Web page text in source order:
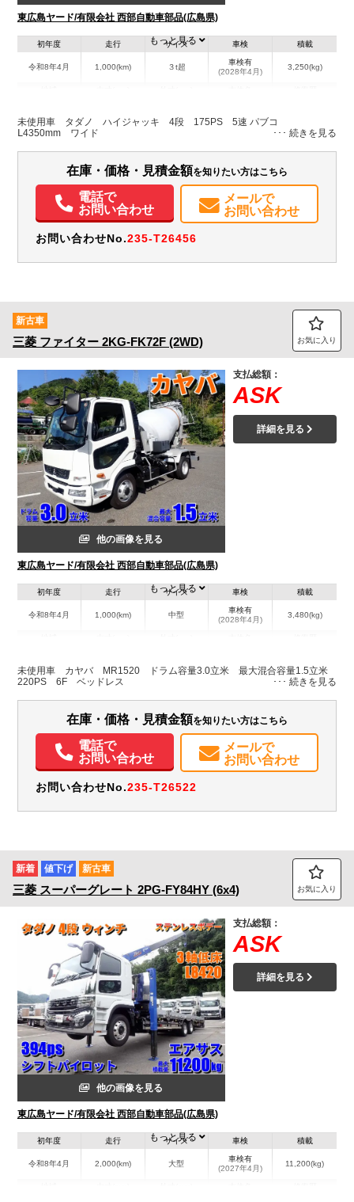
東広島ヤード/有限会社 西部自動車部品(広島県)
初年度
令和8年4月
走行
1,000(km)
サイズ
３t超
車検
車検有
(2028年4月)
積載
3,250(kg)
広島県
W:2,080
H:180
W:2,180
H:2,790
もっと見る
未使用車 タダノ ハイジャッキ 4段 175PS 5速 パブコ
Ⅼ4350mm ワイド
在庫・価格・見積金額を知りたい方はこちら
電話で
お問い合わせ
メールで
お問い合わせ
お問い合わせNo.235-T26456
新古車
三菱 ファイター 2KG-FK72F (2WD) お気に入り
他の画像を見る
東広島ヤード/有限会社 西部自動車部品(広島県)
支払総額：
ASK
詳細を見る
初年度
令和8年4月
走行
1,000(km)
サイズ
中型
車検
車検有
(2028年4月)
積載
3,480(kg)
広島県 -
W:2,190
H:3,030
無
装備情報
もっと見る
未使用車 カヤバ MR1520 ドラム容量3.0立米 最大混合容量1.5立米
220PS 6F ベッドレス
在庫・価格・見積金額を知りたい方はこちら
電話で
お問い合わせ
メールで
お問い合わせ
お問い合わせNo.235-T26522
新着 値下げ 新古車
三菱 スーパーグレート 2PG-FY84HY (6x4) お気に入り
他の画像を見る
東広島ヤード/有限会社 西部自動車部品(広島県)
支払総額：
ASK
詳細を見る
初年度
令和8年4月
走行
2,000(km)
サイズ
大型
車検
車検有
(2027年4月)
積載
11,200(kg)
もっと見る